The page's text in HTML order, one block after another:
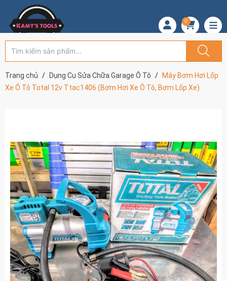
0
Trang chủ Dụng Cụ Sửa Chữa Garage Ô Tô
Máy Bơm Hơi Lốp
Xe Ô Tô Total 12v Ttac1406 (Bơm Hơi Xe Ô Tô, Bơm Lốp Xe)